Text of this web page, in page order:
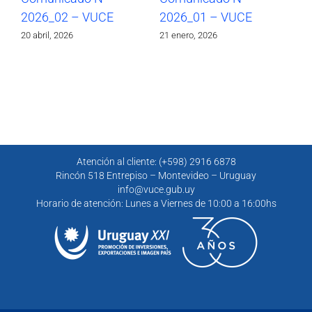
2026_02 – VUCE
20 abril, 2026
2026_01 – VUCE
21 enero, 2026
Atención al cliente: (+598) 2916 6878
Rincón 518 Entrepiso – Montevideo – Uruguay
info@vuce.gub.uy
Horario de atención: Lunes a Viernes de 10:00 a 16:00hs